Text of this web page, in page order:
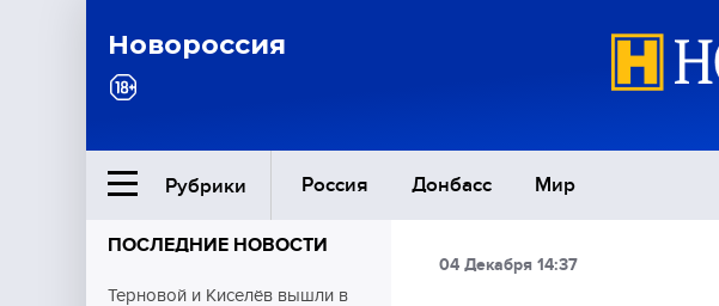
Новороссия
Рубрики Россия Донбасс Мир
Ближний Восток
ПОСЛЕДНИЕ НОВОСТИ
Терновой и Киселёв вышли в
04 Декабря 14:37